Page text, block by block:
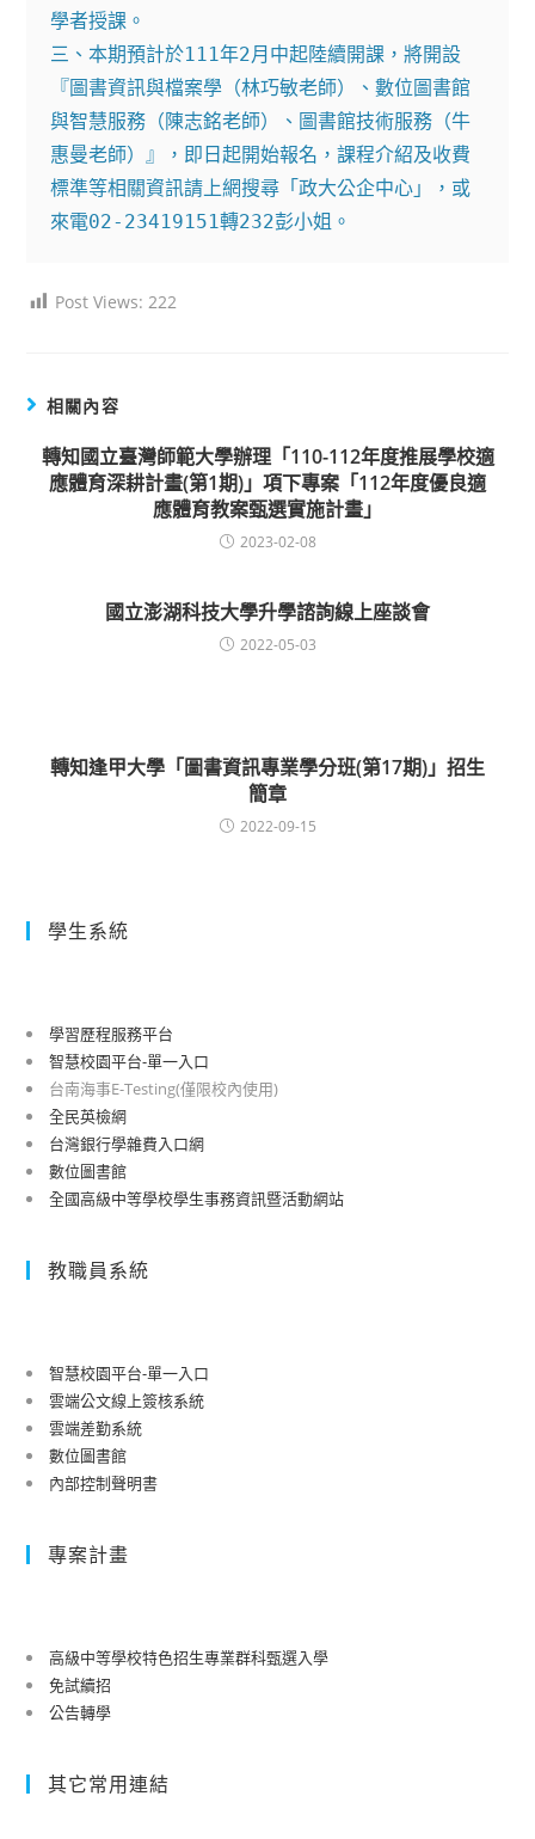
學者授課。
三、本期預計於111年2月中起陸續開課，將開設
『圖書資訊與檔案學（林巧敏老師）、數位圖書館
與智慧服務（陳志銘老師）、圖書館技術服務（牛
惠曼老師）』，即日起開始報名，課程介紹及收費
標準等相關資訊請上網搜尋「政大公企中心」，或
來電02-23419151轉232彭小姐。
Post Views: 222
相關內容
轉知國立臺灣師範大學辦理「110-112年度推展學校適
應體育深耕計畫(第1期)」項下專案「112年度優良適
應體育教案甄選實施計畫」
2023-02-08
國立澎湖科技大學升學諮詢線上座談會
2022-05-03
轉知逢甲大學「圖書資訊專業學分班(第17期)」招生
簡章
2022-09-15
學生系統
學習歷程服務平台
智慧校園平台-單一入口
台南海事E-Testing(僅限校內使用)
全民英檢網
台灣銀行學雜費入口網
數位圖書館
全國高級中等學校學生事務資訊暨活動網站
教職員系統
智慧校園平台-單一入口
雲端公文線上簽核系統
雲端差勤系統
數位圖書館
內部控制聲明書
專案計畫
高級中等學校特色招生專業群科甄選入學
免試續招
公告轉學
其它常用連結